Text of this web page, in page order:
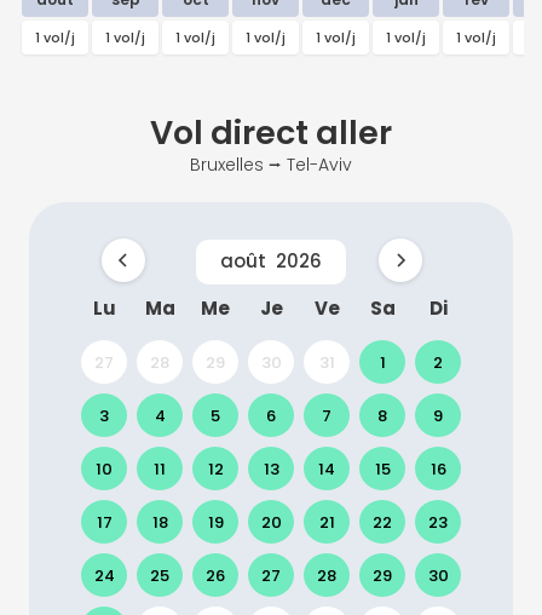
1 vol/j 1 vol/j 1 vol/j 1 vol/j 1 vol/j 1 vol/j 1 vol/j
Vol direct aller
Bruxelles ⭢ Tel-Aviv
août 2026
Lu
Ma Me Je Ve Sa Di
27 28 29 30 31 1 2
3 4 5 6 7 8 9
10 11 12 13 14 15 16
17 18 19 20 21 22 23
24 25 26 27 28 29 30